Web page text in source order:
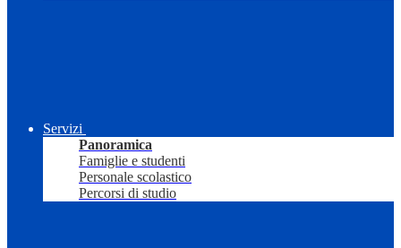
Servizi
Panoramica
Famiglie e studenti
Personale scolastico
Percorsi di studio